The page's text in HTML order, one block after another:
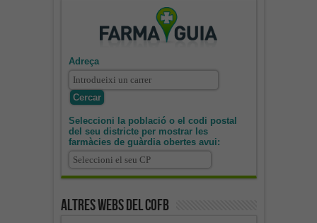
Adreça
Seleccioni la població o el codi postal
del seu districte per mostrar les
farmàcies de guàrdia obertes avui:
Altres webs del COFB